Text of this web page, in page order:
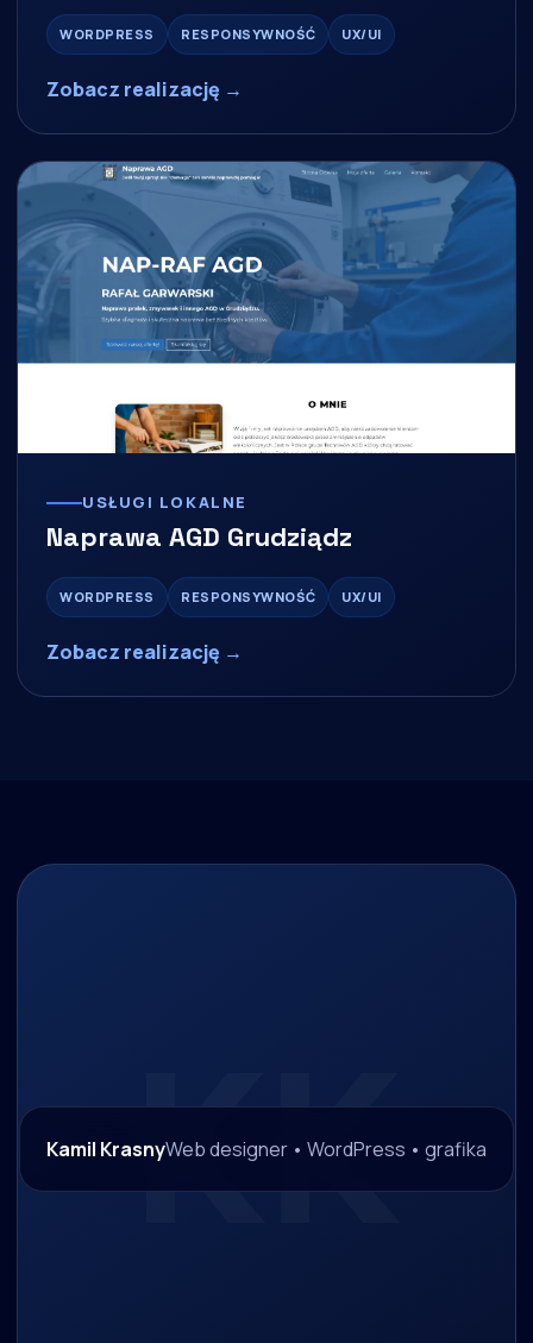
WORDPRESS RESPONSYWNOŚĆ UX/UI
Zobacz realizację →
USŁUGI LOKALNE
Naprawa AGD Grudziądz
WORDPRESS RESPONSYWNOŚĆ UX/UI
Zobacz realizację →
Kamil KrasnyWeb designer • WordPress • grafika